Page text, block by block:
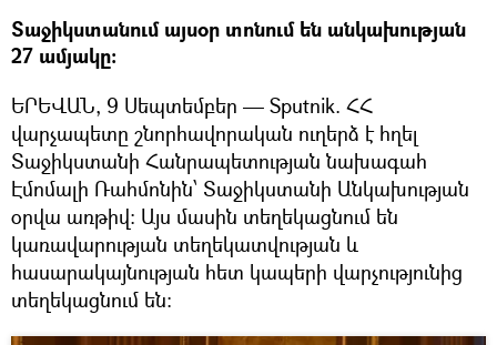
Տաջիկստանում այսօր տոնում են անկախության
27 ամյակը:
ԵՐԵՎԱՆ, 9 Սեպտեմբեր — Sputnik. ՀՀ
վարչապետը շնորհավորական ուղերձ է հղել
Տաջիկստանի Հանրապետության նախագահ
Էմոմալի Ռահմոնին՝ Տաջիկստանի Անկախության
օրվա առթիվ: Այս մասին տեղեկացնում են
կառավարության տեղեկատվության և
հասարակայնության հետ կապերի վարչությունից
տեղեկացնում են։